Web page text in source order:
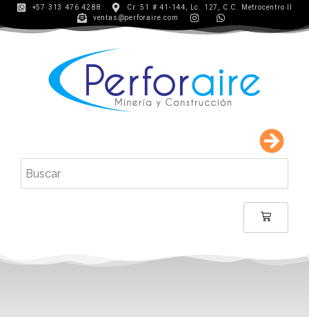
+57 313 476 4288
Cr. 51 # 41-144, Lc. 127, C.C. Metrocentro II
ventas@perforaire.com